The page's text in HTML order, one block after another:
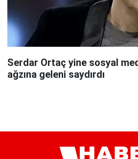
Serdar Ortaç yine sosyal
ağzına geleni saydırdı